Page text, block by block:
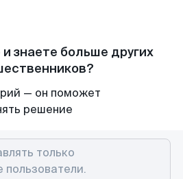
знаете больше других
— он поможет
решение